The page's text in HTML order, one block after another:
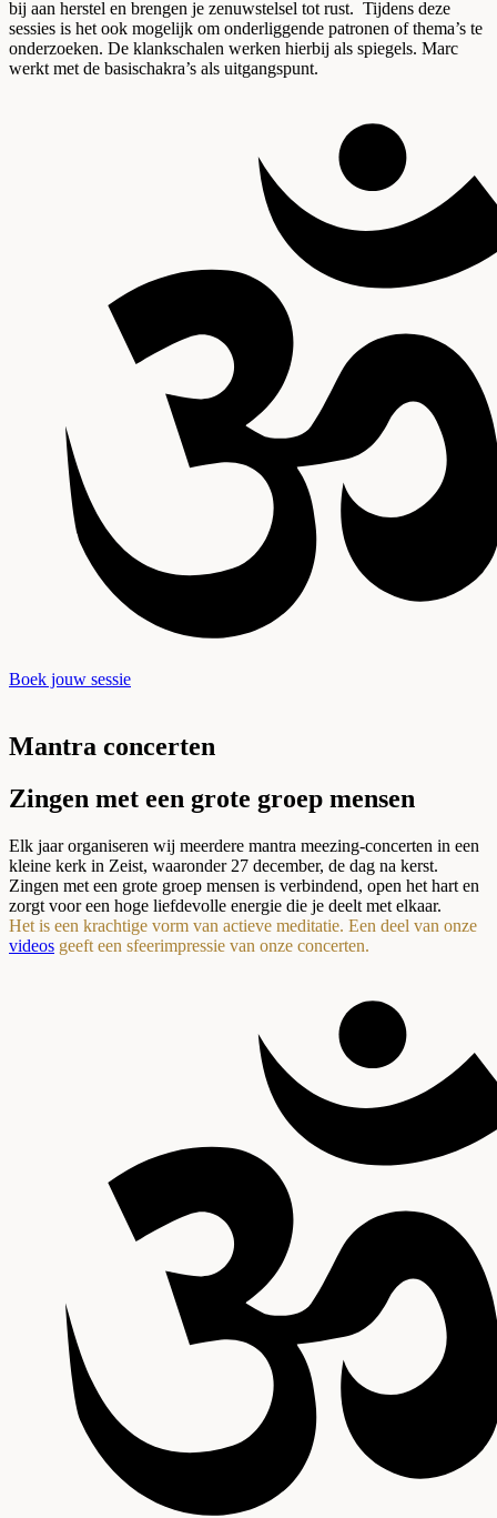
bij aan herstel en brengen je zenuwstelsel tot rust. Tijdens deze
sessies is het ook mogelijk om onderliggende patronen of thema’s te
onderzoeken. De klankschalen werken hierbij als spiegels. Marc
werkt met de basischakra’s als uitgangspunt.
Boek jouw sessie
Mantra concerten
Zingen met een grote groep mensen
Elk jaar organiseren wij meerdere mantra meezing-concerten in een
kleine kerk in Zeist, waaronder 27 december, de dag na kerst.
Zingen met een grote groep mensen is verbindend, open het hart en
zorgt voor een hoge liefdevolle energie die je deelt met elkaar.
Het is een krachtige vorm van actieve meditatie. Een deel van onze
videos geeft een sfeerimpressie van onze concerten.